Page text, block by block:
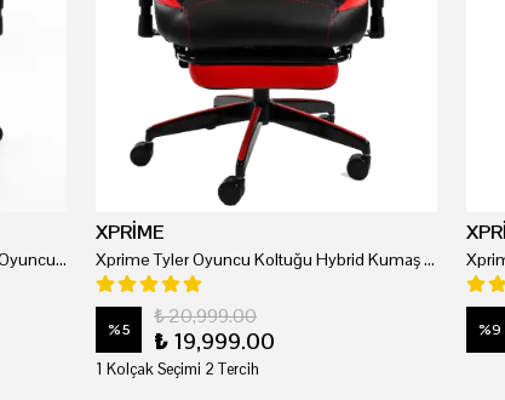
Xprime Soft Profesyonel Çalışma Ve Oyuncu Koltuğu
XPRİME
Xprime Tyler Oyuncu Koltuğu Hybrid Kumaş Kırmızı
%5
₺ 20,999.00
₺ 19,999.00
1 Kolçak Seçimi 2 Tercih
%9